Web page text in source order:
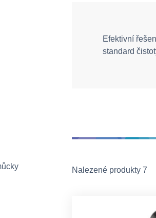
Efektivní
standard
Nalezené produkty 7